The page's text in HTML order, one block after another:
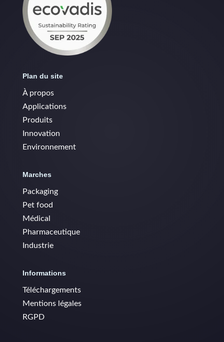
Plan du site
À propos
Applications
Produits
Innovation
Environnement
Marches
Packaging
Pet food
Médical
Pharmaceutique
Industrie
Informations
Téléchargements
Mentions légales
RGPD